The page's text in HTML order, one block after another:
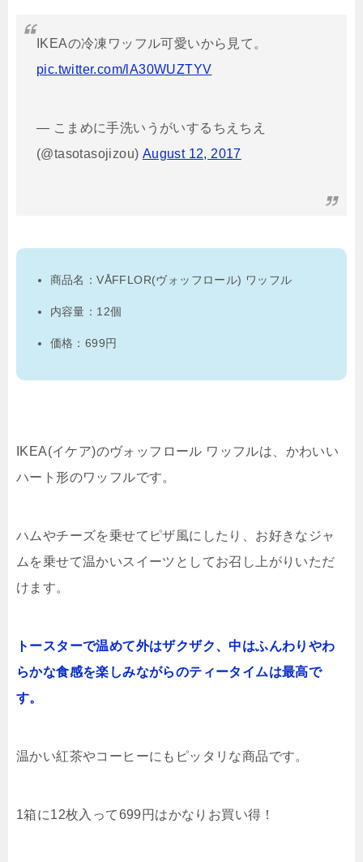
IKEAの冷凍ワッフル可愛いから見て。
pic.twitter.com/lA30WUZTYV
— こまめに手洗いうがいするちえちえ
(@tasotasojizou) August 12, 2017
商品名：VÅFFLOR(ヴォッフロール) ワッフル
内容量：12個
価格：699円
IKEA(イケア)のヴォッフロール ワッフルは、かわいい
ハート形のワッフルです。
ハムやチーズを乗せてピザ風にしたり、お好きなジャ
ムを乗せて温かいスイーツとしてお召し上がりいただ
けます。
トースターで温めて外はザクザク、中はふんわりやわ
らかな食感を楽しみながらのティータイムは最高で
す。
温かい紅茶やコーヒーにもピッタリな商品です。
1箱に12枚入って699円はかなりお買い得！